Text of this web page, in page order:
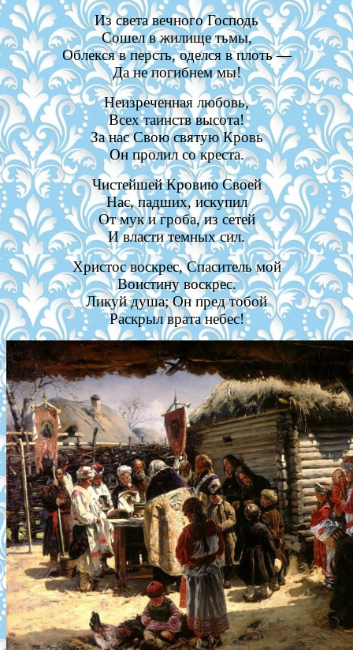
Из света вечного Господь
Сошел в жилище тьмы,
Облекся в персть, оделся в плоть —
Да не погибнем мы!
Неизреченная любовь,
Всех таинств высота!
За нас Свою святую Кровь
Он пролил со креста.
Чистейшей Кровию Своей
Нас, падших, искупил
От мук и гроба, из сетей
И власти темных сил.
Христос воскрес, Спаситель мой
Воистину воскрес.
Ликуй душа; Он пред тобой
Раскрыл врата небес!